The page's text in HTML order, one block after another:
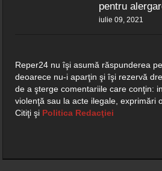
pentru
iulie 09, 2021
Reper24 nu îşi asumă răspunderea
deoarece nu-i aparţin şi îşi rezervă
de a şterge comentariile care conţin:
violenţă sau la acte ilegale, exprimări
Citiţi şi Politica Redacţiei